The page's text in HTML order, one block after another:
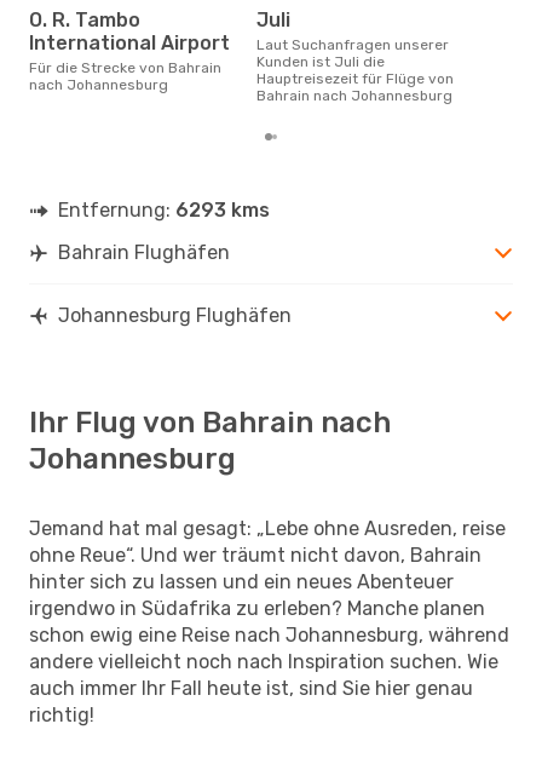
O. R. Tambo
International Airport
Für die Strecke von Bahrain
nach Johannesburg
Juli
Laut Suchanfragen unserer
Kunden ist Juli die
Hauptreisezeit für Flüge von
Bahrain nach Johannesburg
Entfernung: 6293 kms
Bahrain Flughäfen
Johannesburg Flughäfen
Ihr Flug von Bahrain nach
Johannesburg
Jemand hat mal gesagt: „Lebe ohne Ausreden, reise
ohne Reue“. Und wer träumt nicht davon, Bahrain
hinter sich zu lassen und ein neues Abenteuer
irgendwo in Südafrika zu erleben? Manche planen
schon ewig eine Reise nach Johannesburg, während
andere vielleicht noch nach Inspiration suchen. Wie
auch immer Ihr Fall heute ist, sind Sie hier genau
richtig!